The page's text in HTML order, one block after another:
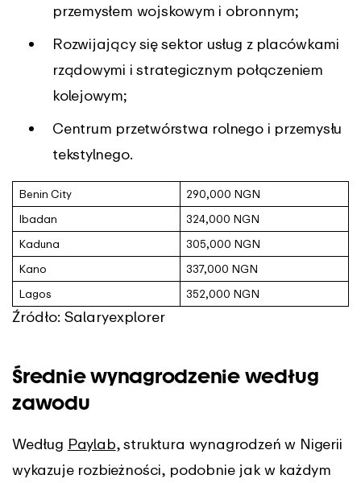
przemysłem wojskowym i obronnym;
Rozwijający się sektor usług z placówkami
rządowymi i strategicznym połączeniem
kolejowym;
Centrum przetwórstwa rolnego i przemysłu
tekstylnego.
Benin City
290,000 NGN
Ibadan
324,000 NGN
Kaduna
305,000 NGN
Kano
337,000 NGN
Lagos
352,000 NGN
Źródło: Salaryexplorer
Średnie wynagrodzenie według
zawodu
Według Paylab, struktura wynagrodzeń w Nigerii
wykazuje rozbieżności, podobnie jak w każdym